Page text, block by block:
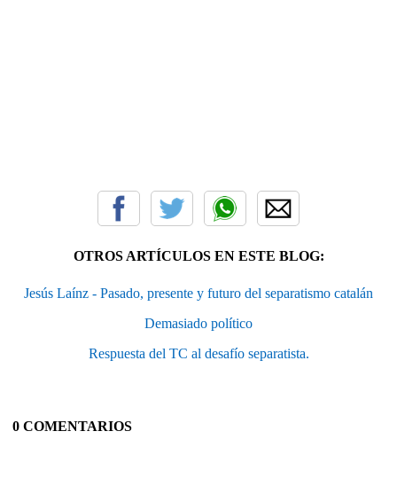
OTROS ARTÍCULOS EN ESTE BLOG:
Jesús Laínz - Pasado, presente y futuro del separatismo catalán
Demasiado político
Respuesta del TC al desafío separatista.
0 COMENTARIOS